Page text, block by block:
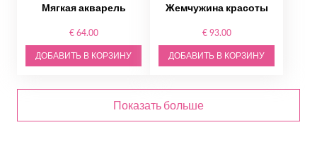
Мягкая акварель
€ 64.00
ДОБАВИТЬ В КОРЗИНУ
Жемчужина красоты
€ 93.00
ДОБАВИТЬ В КОРЗИНУ
Показать больше